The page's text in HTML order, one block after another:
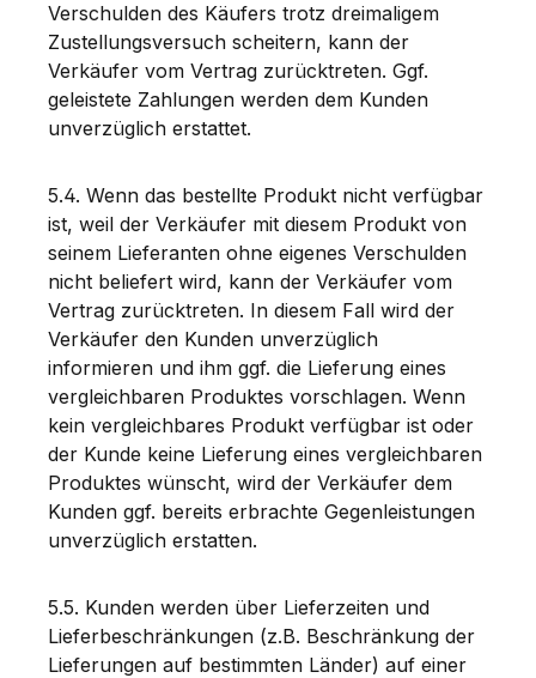
Verschulden des Käufers trotz dreimaligem
Zustellungsversuch scheitern, kann der
Verkäufer vom Vertrag zurücktreten. Ggf.
geleistete Zahlungen werden dem Kunden
unverzüglich erstattet.
5.4. Wenn das bestellte Produkt nicht verfügbar
ist, weil der Verkäufer mit diesem Produkt von
seinem Lieferanten ohne eigenes Verschulden
nicht beliefert wird, kann der Verkäufer vom
Vertrag zurücktreten. In diesem Fall wird der
Verkäufer den Kunden unverzüglich
informieren und ihm ggf. die Lieferung eines
vergleichbaren Produktes vorschlagen. Wenn
kein vergleichbares Produkt verfügbar ist oder
der Kunde keine Lieferung eines vergleichbaren
Produktes wünscht, wird der Verkäufer dem
Kunden ggf. bereits erbrachte Gegenleistungen
unverzüglich erstatten.
5.5. Kunden werden über Lieferzeiten und
Lieferbeschränkungen (z.B. Beschränkung der
Lieferungen auf bestimmten Länder) auf einer